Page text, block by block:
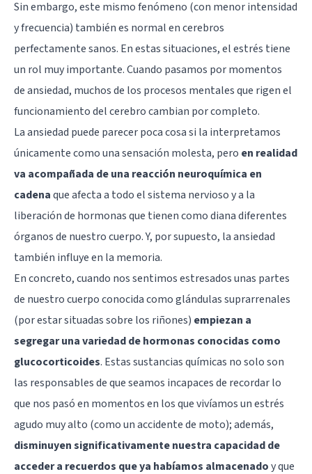
Sin embargo, este mismo fenómeno (con menor intensidad
y frecuencia) también es normal en cerebros
perfectamente sanos. En estas situaciones, elestrés tiene
un rol muy importante. Cuando pasamos por momentos
deansiedad, muchos de los procesos mentales que rigen el
funcionamiento del cerebro cambian por completo.
La ansiedad puede parecer poca cosa si la interpretamos
únicamente como una sensación molesta, pero en realidad
va acompañada de una reacción neuroquímica en
cadenaque afecta a todo el sistema nervioso y a la
liberación de hormonas que tienen como diana diferentes
órganos de nuestro cuerpo. Y, por supuesto, la ansiedad
también influye en la memoria.
En concreto, cuando nos sentimos estresados unas partes
de nuestro cuerpo conocida como glándulas suprarrenales
(por estar situadas sobre los riñones) empiezan a
segregar una variedad de hormonas conocidas como
glucocorticoides. Estas sustancias químicas no solo son
las responsables de que seamos incapaces de recordar lo
que nos pasó en momentos en los que vivíamos un estrés
agudo muy alto (como un accidente de moto); además,
disminuyen significativamente nuestra capacidad de
acceder a recuerdos que ya habíamos almacenadoy que